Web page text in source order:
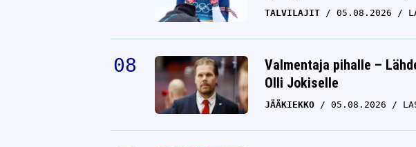
TALVILAJIT 05.08.2026
Valmentaja pihalle –
Olli Jokiselle
JÄÄKIEKKO 05.08.2026